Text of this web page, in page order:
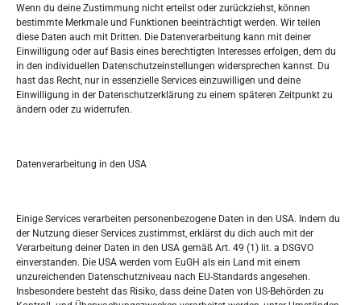
Wenn du deine Zustimmung nicht erteilst oder zurückziehst, können
bestimmte Merkmale und Funktionen beeinträchtigt werden. Wir teilen
diese Daten auch mit Dritten. Die Datenverarbeitung kann mit deiner
Einwilligung oder auf Basis eines berechtigten Interesses erfolgen, dem du
in den individuellen Datenschutzeinstellungen widersprechen kannst. Du
hast das Recht, nur in essenzielle Services einzuwilligen und deine
Einwilligung in der Datenschutzerklärung zu einem späteren Zeitpunkt zu
ändern oder zu widerrufen.
Datenverarbeitung in den USA
Einige Services verarbeiten personenbezogene Daten in den USA. Indem du
der Nutzung dieser Services zustimmst, erklärst du dich auch mit der
Verarbeitung deiner Daten in den USA gemäß Art. 49 (1) lit. a DSGVO
einverstanden. Die USA werden vom EuGH als ein Land mit einem
unzureichenden Datenschutzniveau nach EU-Standards angesehen.
Insbesondere besteht das Risiko, dass deine Daten von US-Behörden zu
Tko je “Idemo u Svijet – Njemačka?
Pretražite stranicu:
S
MAI 2026
M D M D F S
1 2